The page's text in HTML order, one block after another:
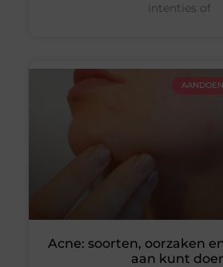
intenties of
Acne: soorten, oorzaken
aan kunt